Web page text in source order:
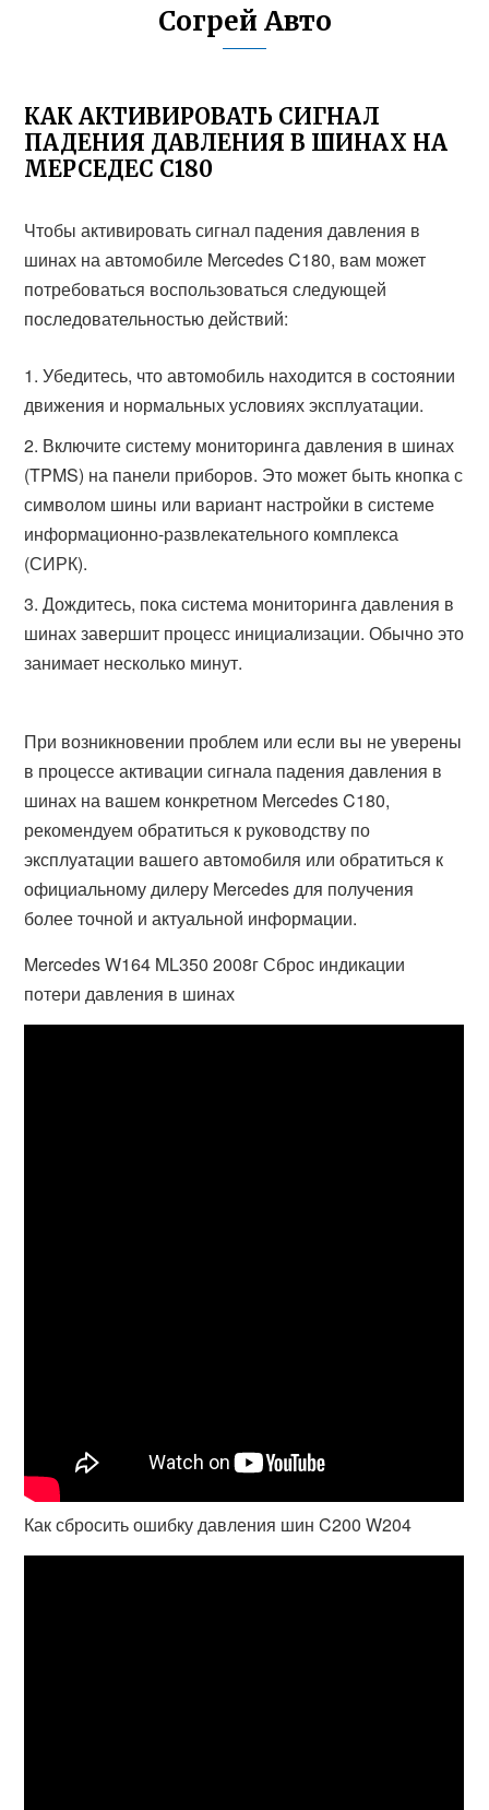
Согрей Авто
КАК АКТИВИРОВАТЬ СИГНАЛ
ПАДЕНИЯ ДАВЛЕНИЯ В ШИНАХ НА
МЕРСЕДЕС С180
Чтобы активировать сигнал падения давления в
шинах на автомобиле Mercedes C180, вам может
потребоваться воспользоваться следующей
последовательностью действий:
Убедитесь, что автомобиль находится в состоянии
движения и нормальных условиях эксплуатации.
Включите систему мониторинга давления в шинах
(TPMS) на панели приборов. Это может быть кнопка с
символом шины или вариант настройки в системе
информационно-развлекательного комплекса
(СИРК).
Дождитесь, пока система мониторинга давления в
шинах завершит процесс инициализации. Обычно это
занимает несколько минут.
При возникновении проблем или если вы не уверены
в процессе активации сигнала падения давления в
шинах на вашем конкретном Mercedes C180,
рекомендуем обратиться к руководству по
эксплуатации вашего автомобиля или обратиться к
официальному дилеру Mercedes для получения
более точной и актуальной информации.
Mercedes W164 ML350 2008г Сброс индикации
потери давления в шинах
Как сбросить ошибку давления шин C200 W204